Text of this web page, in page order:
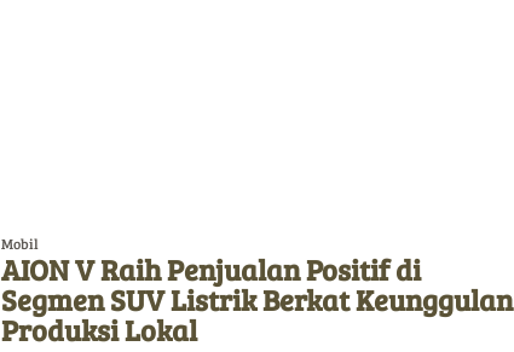
Mobil
AION V Raih Penjualan Positif di
Segmen SUV Listrik Berkat Keunggulan
Produksi Lokal